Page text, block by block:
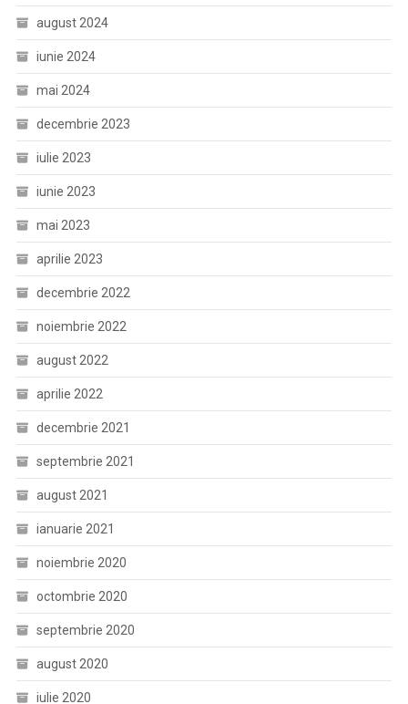
august 2024
iunie 2024
mai 2024
decembrie 2023
iulie 2023
iunie 2023
mai 2023
aprilie 2023
decembrie 2022
noiembrie 2022
august 2022
aprilie 2022
decembrie 2021
septembrie 2021
august 2021
ianuarie 2021
noiembrie 2020
octombrie 2020
septembrie 2020
august 2020
iulie 2020